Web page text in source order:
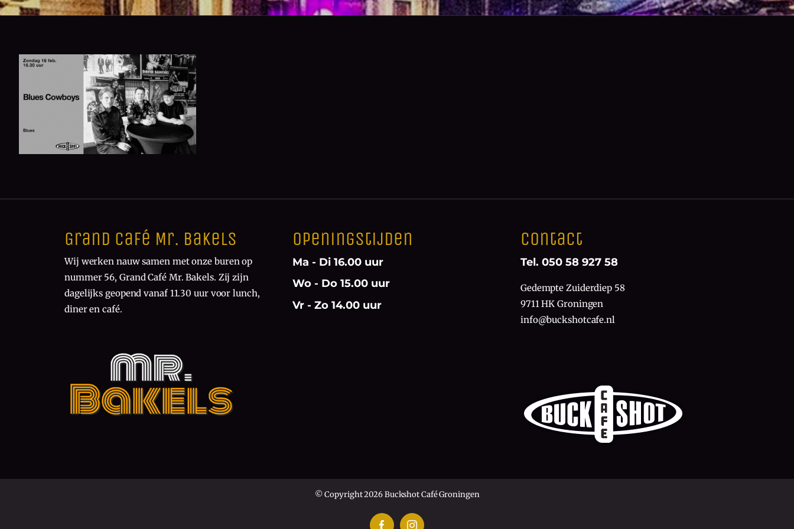
Grand Café Mr. Bakels
Wij werken nauw samen met onze buren op
nummer 56, Grand Café Mr. Bakels. Zij zijn
dagelijks geopend vanaf 11.30 uur voor lunch,
diner en café.
Openingstijden
Ma - Di 16.00 uur
Wo - Do 15.00 uur
Vr - Zo 14.00 uur
Contact
Tel. 050 58 927 58
Gedempte Zuiderdiep 58
9711 HK Groningen
info@buckshotcafe.nl
© Copyright 2026 Buckshot Café Groningen